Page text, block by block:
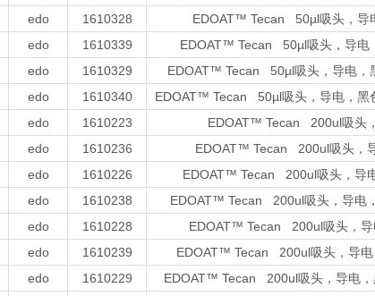
edo 1610328
EDOAT™ Tecan 50µl吸头，导
edo 1610339
EDOAT™ Tecan 50µl吸头，导电
edo 1610329
EDOAT™ Tecan 50µl吸头，导电，
edo 1610340
EDOAT™ Tecan 50µl吸头，导电，黑
edo 1610223
EDOAT™ Tecan 200ul吸头
edo 1610236
EDOAT™ Tecan 200ul吸头，
edo 1610226
EDOAT™ Tecan 200ul吸头，导
edo 1610238
EDOAT™ Tecan 200ul吸头，导电
edo 1610228
EDOAT™ Tecan 200ul吸头，导
edo 1610239
EDOAT™ Tecan 200ul吸头，导电
edo 1610229
EDOAT™ Tecan 200ul吸头，导电，